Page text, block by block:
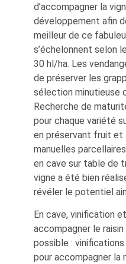
d’accompagner la
développement afin
meilleur de ce
s’échelonnent selon
30 hl/ha. Les
de préserver les
sélection minutieuse
Recherche de
pour chaque variété
en préservant fruit et
manuelles
en cave sur table de
vigne a été bien
révéler le potentiel
En cave, vinification
accompagner le
possible :
pour accompagner la